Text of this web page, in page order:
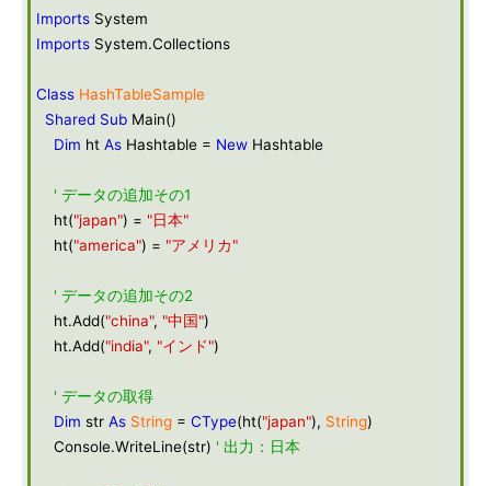
Imports System
Imports System.Collections
Class HashTableSample
Shared Sub Main()
Dim ht As Hashtable = New Hashtable
' データの追加その1
ht("japan") = "日本"
ht("america") = "アメリカ"
' データの追加その2
ht.Add("china", "中国")
ht.Add("india", "インド")
' データの取得
Dim str As String = CType(ht("japan"), String)
Console.WriteLine(str) ' 出力：日本